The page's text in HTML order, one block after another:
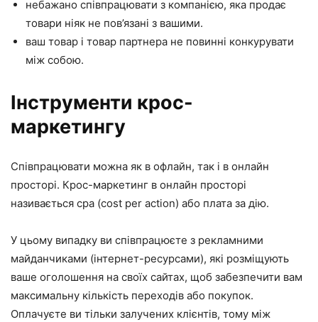
небажано співпрацювати з компанією, яка продає
товари ніяк не пов’язані з вашими.
ваш товар і товар партнера не повинні конкурувати
між собою.
Інструменти крос-
маркетингу
Співпрацювати можна як в офлайн, так і в онлайн
просторі. Крос-маркетинг в онлайн просторі
називається сра (cost per action) або плата за дію.
У цьому випадку ви співпрацюєте з рекламними
майданчиками (інтернет-ресурсами), які розміщують
ваше оголошення на своїх сайтах, щоб забезпечити вам
максимальну кількість переходів або покупок.
Оплачуєте ви тільки залучених клієнтів, тому між